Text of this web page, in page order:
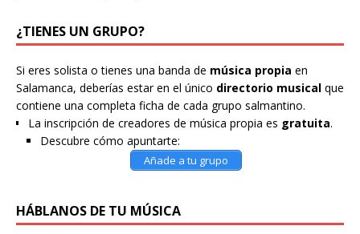
¿TIENES UN GRUPO?
Si eres solista o tienes una banda de música propia en
Salamanca, deberías estar en el único directorio musical que
contiene una completa ficha de cada grupo salmantino.
La inscripción de creadores de música propia es gratuita.
Descubre cómo apuntarte:
Añade a tu grupo
HÁBLANOS DE TU MÚSICA